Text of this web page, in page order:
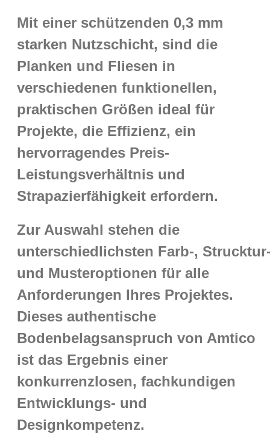
Mit einer schützenden 0,3 mm
starken Nutzschicht, sind die
Planken und Fliesen in
verschiedenen funktionellen,
praktischen Größen ideal für
Projekte, die Effizienz, ein
hervorragendes Preis-
Leistungsverhältnis und
Strapazierfähigkeit erfordern.
Zur Auswahl stehen die
unterschiedlichsten Farb-,
und Musteroptionen für alle
Anforderungen Ihres Projektes.
Dieses authentische
Bodenbelagsanspruch von Amtico
ist das Ergebnis einer
konkurrenzlosen, fachkundigen
Entwicklungs- und
Designkompetenz.